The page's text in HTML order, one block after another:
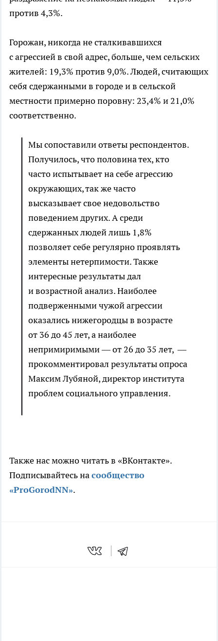
против 4,3%.
Горожан, никогда не сталкивавшихся
с агрессией в свой адрес, больше, чем сельских
жителей: 19,3% против 9,0%. Людей, считающих
себя сдержанными в городе и в сельской
местности примерно поровну: 23,4% и 21,0%
соответственно.
Мы сопоставили ответы респондентов.
Получилось, что половина тех, кто
часто испытывает на себе агрессию
окружающих, так же часто
высказывает свое недовольство
поведением других. А среди
сдержанных людей лишь 1,8%
позволяет себе регулярно проявлять
элементы нетерпимости. Также
интересные результаты дал
и возрастной анализ. Наиболее
подверженными чужой агрессии
оказались нижегородцы в возрасте
от 36 до 45 лет, а наиболее
непримиримыми — от 26 до 35 лет, —
прокомментировал результаты опроса
Максим Лубяной, директор института
проблем социального управления.
Также нас можно читать в «ВКонтакте».
Подписывайтесь насообщество
«ProGorodNN».